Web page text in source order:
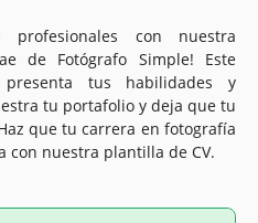
profesionales con nuestra
de Fotógrafo Simple! Este
tus habilidades y
tu portafolio y deja que tu
que tu carrera en fotografía
con nuestra plantilla de CV.